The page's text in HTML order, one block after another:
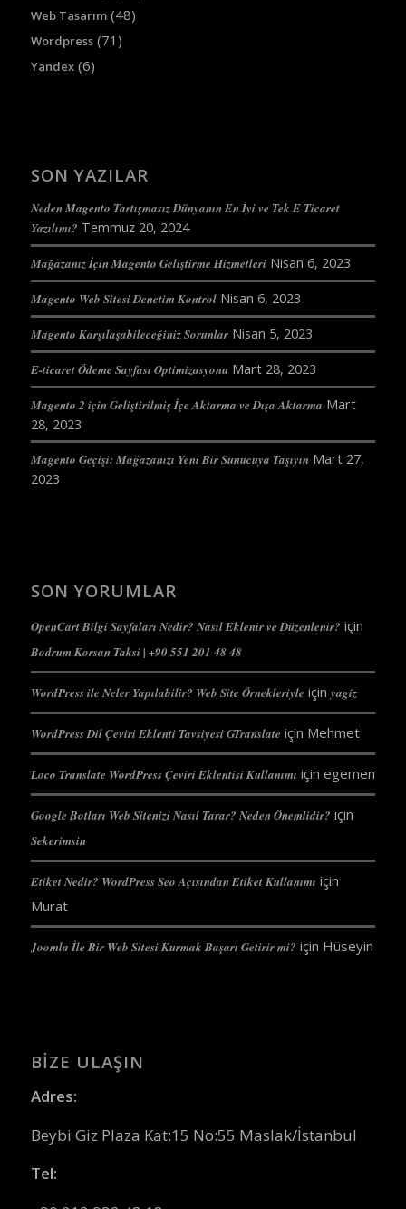
Web Tasarım(48)
Wordpress(71)
Yandex(6)
SON YAZILAR
Neden Magento Tartışmasız Dünyanın En İyi ve Tek E Ticaret
Yazılımı? Temmuz 20, 2024
Mağazanız İçin Magento Geliştirme Hizmetleri Nisan 6, 2023
Magento Web Sitesi Denetim Kontrol Nisan 6, 2023
Magento Karşılaşabileceğiniz Sorunlar Nisan 5, 2023
E-ticaret Ödeme Sayfası Optimizasyonu Mart 28, 2023
Magento 2 için Geliştirilmiş İçe Aktarma ve Dışa Aktarma Mart
28, 2023
Magento Geçişi: Mağazanızı Yeni Bir Sunucuya Taşıyın Mart 27,
2023
SON YORUMLAR
OpenCart Bilgi Sayfaları Nedir? Nasıl Eklenir ve Düzenlenir? için
Bodrum Korsan Taksi | +90 551 201 48 48
WordPress ile Neler Yapılabilir? Web Site Örnekleriyle için yagiz
WordPress Dil Çeviri Eklenti Tavsiyesi GTranslate için Mehmet
Loco Translate WordPress Çeviri Eklentisi Kullanımı için egemen
Google Botları Web Sitenizi Nasıl Tarar? Neden Önemlidir? için
Sekerimsin
Etiket Nedir? WordPress Seo Açısından Etiket Kullanımı için
Murat
Joomla İle Bir Web Sitesi Kurmak Başarı Getirir mi? için Hüseyin
BIZE ULAŞIN
Adres:
Beybi Giz Plaza Kat:15 No:55 Maslak/İstanbul
Tel: